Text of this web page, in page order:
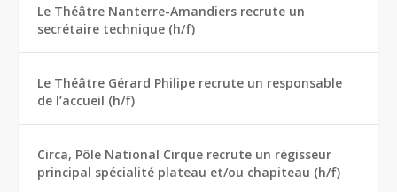
Le Théâtre Nanterre-Amandiers recrute un
secrétaire technique (h/f)
Le Théâtre Gérard Philipe recrute un responsable
de l’accueil (h/f)
Circa, Pôle National Cirque recrute un régisseur
principal spécialité plateau et/ou chapiteau (h/f)